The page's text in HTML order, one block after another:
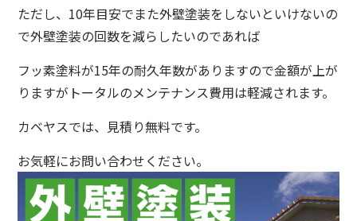
ただし、10年目安でまた外壁塗装をしないといけないの
で外壁塗装の回数を減らしたいのであれば
フッ素塗料が15年の耐久年数がありますので金額が上が
りますがトータルのメンテナンス費用は軽減されます。
カベヤスでは、見積り無料です。
お気軽にお問い合わせください。